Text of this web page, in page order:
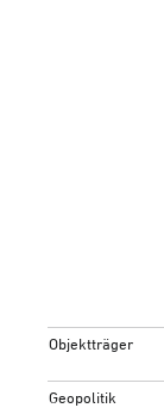
Objektträger
Geopolitik